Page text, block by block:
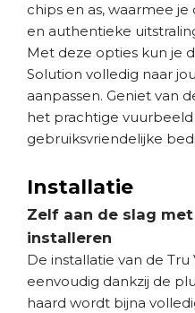
chips en as, waarmee
en authentieke
Met deze opties kun je
Solution volledig naar
aanpassen. Geniet van
het prachtige
gebruiksvriendelijke
Installatie
Zelf aan de slag
installeren
De installatie van de Tru
eenvoudig dankzij de
haard wordt bijna